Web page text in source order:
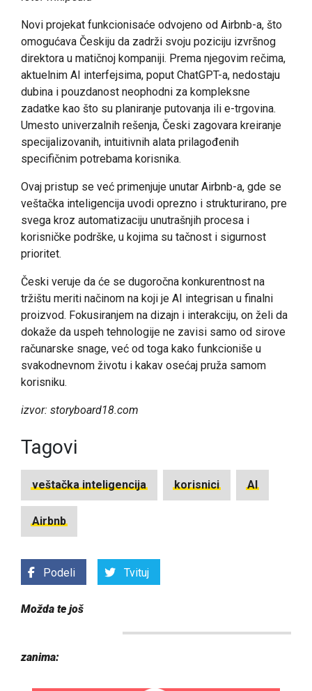
Novi projekat funkcionisaće odvojeno od Airbnb-a, što
omogućava Českiju da zadrži svoju poziciju izvršnog
direktora u matičnoj kompaniji. Prema njegovim rečima,
aktuelnim AI interfejsima, poput ChatGPT-a, nedostaju
dubina i pouzdanost neophodni za kompleksne
zadatke kao što su planiranje putovanja ili e-trgovina.
Umesto univerzalnih rešenja, Česki zagovara kreiranje
specijalizovanih, intuitivnih alata prilagođenih
specifičnim potrebama korisnika.
Ovaj pristup se već primenjuje unutar Airbnb-a, gde se
veštačka inteligencija uvodi oprezno i strukturirano, pre
svega kroz automatizaciju unutrašnjih procesa i
korisničke podrške, u kojima su tačnost i sigurnost
prioritet.
Česki veruje da će se dugoročna konkurentnost na
tržištu meriti načinom na koji je AI integrisan u finalni
proizvod. Fokusiranjem na dizajn i interakciju, on želi da
dokaže da uspeh tehnologije ne zavisi samo od sirove
računarske snage, već od toga kako funkcioniše u
svakodnevnom životu i kakav osećaj pruža samom
korisniku.
izvor: storyboard18.com
Tagovi
veštačka inteligencija korisnici AI
Airbnb
Podeli Tvituj
Možda te još
zanima: